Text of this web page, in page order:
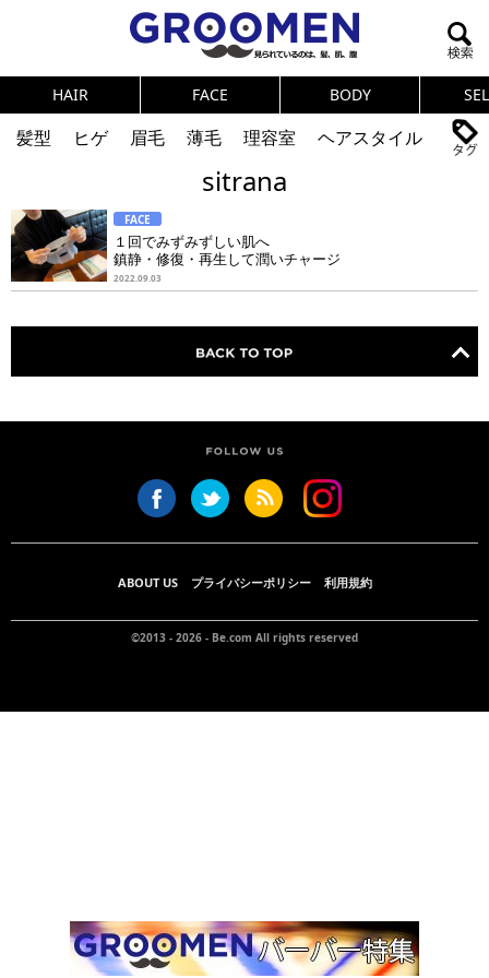
HAIR FACE BODY
髪型 ヒゲ 眉毛 薄毛 理容室
ヘアスタイル
ニオイ
連載
メンズコスメ
NEWS PICK UP
テストステロン
健康
スキンケア 食事
調査結果
トレーニング
好印象な男
頭皮ケア
ダイエット
理容室
sitrana
FACE
１回でみずみずしい肌へ
鎮静・修復・再生して潤いチャージ
2022.09.03
ABOUT US プライバシーポリシー 利用規約
©2013 - 2026 - Be.com All rights reserved